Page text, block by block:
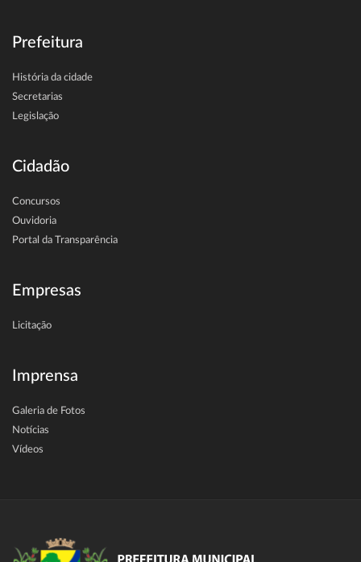
Prefeitura
História da cidade
Secretarias
Legislação
Cidadão
Concursos
Ouvidoria
Portal da Transparência
Empresas
Licitação
Imprensa
Galeria de Fotos
Notícias
Vídeos